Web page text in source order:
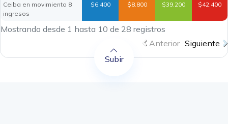
Ceiba en movimiento 8
ingresos
$6.400 $8.800 $39.200 $42.400
Mostrando desde 1 hasta 10 de 28 registros
Anterior Siguiente
Subir